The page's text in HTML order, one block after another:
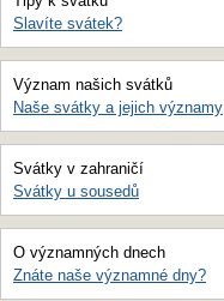
Slavíte svátek?
Význam našich svátků
Naše svátky a jejich významy
Svátky v zahraničí
Svátky u sousedů
O významných dnech
Znáte naše významné dny?